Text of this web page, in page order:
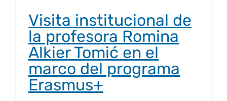
Comisiones
Personal
Empresas
Coordinador y tutores
Renovación acreditación
Memoria verificación
Informes
Impresos y formularios
Documentos
Impresos y formularios
Correo institucional
Delegación de Estudiantes
Primer Encuentro (2025)
Edición 2025 (UVL 2025)
Edición 2026 (UVL 2026)
Visita institucional de
la profesora Romina
Alkier Tomić en el
marco del programa
Erasmus+